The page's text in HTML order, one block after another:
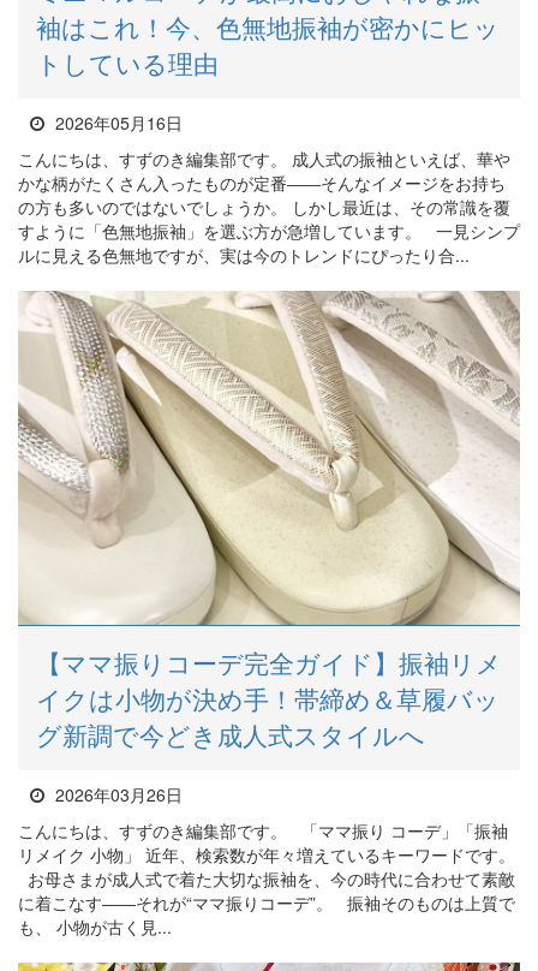
袖はこれ！今、色無地振袖が密かにヒッ
トしている理由
2026年05月16日
こんにちは、すずのき編集部です。 成人式の振袖といえば、華や
かな柄がたくさん入ったものが定番――そんなイメージをお持ち
の方も多いのではないでしょうか。 しかし最近は、その常識を覆
すように「色無地振袖」を選ぶ方が急増しています。 一見シンプ
ルに見える色無地ですが、実は今のトレンドにぴったり合...
【ママ振りコーデ完全ガイド】振袖リメ
イクは小物が決め手！帯締め＆草履バッ
グ新調で今どき成人式スタイルへ
2026年03月26日
こんにちは、すずのき編集部です。 「ママ振り コーデ」「振袖
リメイク 小物」 近年、検索数が年々増えているキーワードです。
お母さまが成人式で着た大切な振袖を、今の時代に合わせて素敵
に着こなす――それが“ママ振りコーデ”。 振袖そのものは上質で
も、 小物が古く見...